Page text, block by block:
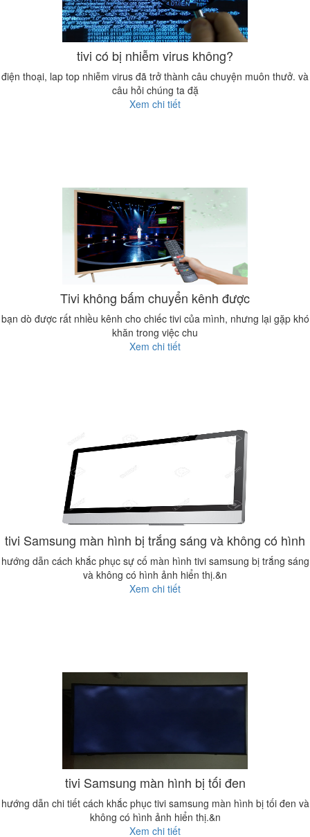
tivi có bị nhiễm virus không?
điện thoại, lap top nhiễm virus đã trở thành câu chuyện muôn thưở. và
câu hỏi chúng ta đặ
Xem chi tiết
Tivi không bấm chuyển kênh được
bạn dò được rất nhiều kênh cho chiếc tivi của mình, nhưng lại gặp khó
khăn trong việc chu
Xem chi tiết
tivi Samsung màn hình bị trắng sáng và không có hình
hướng dẫn cách khắc phục sự cố màn hình tivi samsung bị trắng sáng
và không có hình ảnh hiển thị.&n
Xem chi tiết
tivi Samsung màn hình bị tối đen
hướng dẫn chi tiết cách khắc phục tivi samsung màn hình bị tối đen và
không có hình ảnh hiển thị.&n
Xem chi tiết